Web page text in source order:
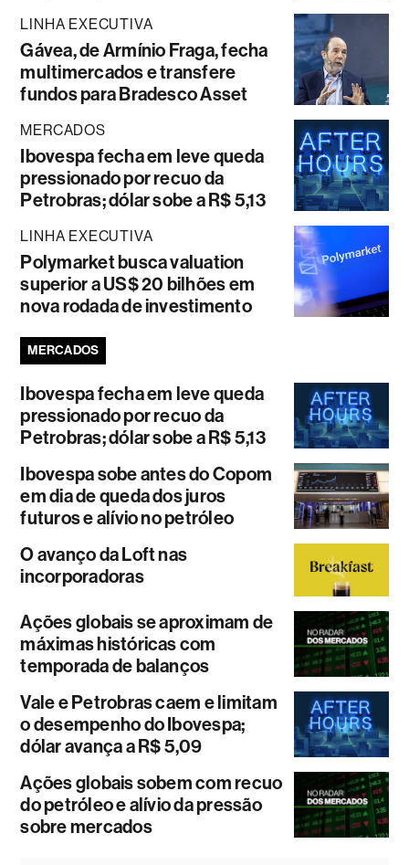
LINHA EXECUTIVA
Gávea, de Armínio Fraga, fecha
multimercados e transfere
fundos para Bradesco Asset
MERCADOS
Ibovespa fecha em leve queda
pressionado por recuo da
Petrobras; dólar sobe a R$ 5,13
LINHA EXECUTIVA
Polymarket busca valuation
superior a US$ 20 bilhões em
nova rodada de investimento
MERCADOS
Ibovespa fecha em leve queda
pressionado por recuo da
Petrobras; dólar sobe a R$ 5,13
Ibovespa sobe antes do Copom
em dia de queda dos juros
futuros e alívio no petróleo
O avanço da Loft nas
incorporadoras
Ações globais se aproximam de
máximas históricas com
temporada de balanços
Vale e Petrobras caem e limitam
o desempenho do Ibovespa;
dólar avança a R$ 5,09
Ações globais sobem com recuo
do petróleo e alívio da pressão
sobre mercados